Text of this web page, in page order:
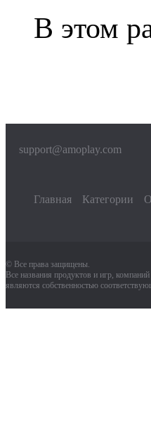
В этом
support@amoplay.com
Главная Категории
© Все права защищены.
Все названия продуктов и игр,
являются собственностью